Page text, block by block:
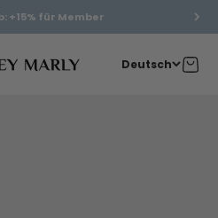
+15% für Member
Deutsch